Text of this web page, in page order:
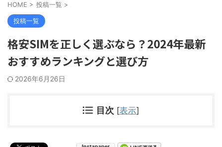
HOME > 投稿一覧 >
投稿一覧
格安SIMを正しく選ぶなら？2024年最新
おすすめランキングと選び方
2026年6月26日
目次 [表示]